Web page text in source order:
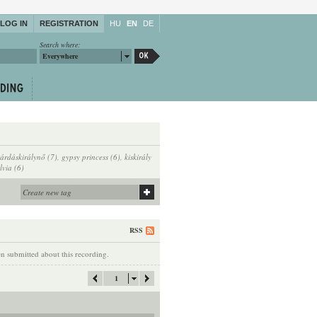
LOG IN REGISTRATION HU EN DE
Search where:
Everywhere
(7), gypsy princess (6), kiskirály
(6)
RSS
submitted about this recording.
1